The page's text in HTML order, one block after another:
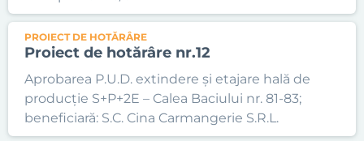
PROIECT DE HOTĂRÂRE
Proiect de hotărâre nr.12
Aprobarea P.U.D. extindere și etajare hală de
producție S+P+2E – Calea Baciului nr. 81-83;
beneficiară: S.C. Cina Carmangerie S.R.L.